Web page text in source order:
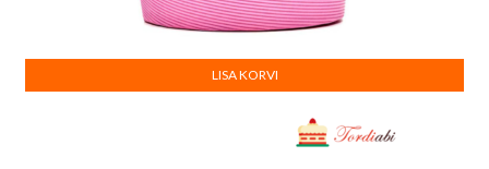
LISA KORVI